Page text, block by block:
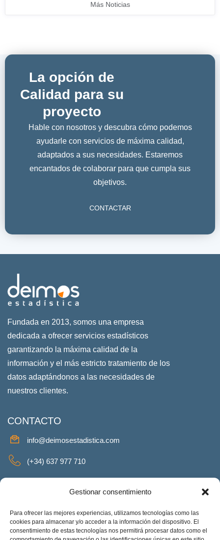
Gestionar consentimiento
Para ofrecer las mejores experiencias, utilizamos tecnologías como las
cookies para almacenar y/o acceder a la información del dispositivo. El
consentimiento de estas tecnologías nos permitirá procesar datos como el
Más Noticias
La opción de
Calidad para su
proyecto
Hable con nosotros y descubra cómo podemos
ayudarle con servicios de máxima calidad,
adaptados a sus necesidades. Estaremos
encantados de colaborar para que cumpla sus
objetivos.
CONTACTAR
Fundada en 2013, somos una empresa
dedicada a ofrecer servicios estadísticos
garantizando la máxima calidad de la
información y el más estricto tratamiento de los
datos adaptándonos a las necesidades de
nuestros clientes.
CONTACTO
info@deimosestadistica.com
(+34) 637 977 710
REDES SOCIALES